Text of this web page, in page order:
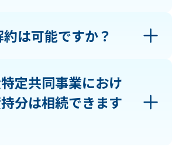
は可能ですか？
定共同事業におけ
分は相続できます